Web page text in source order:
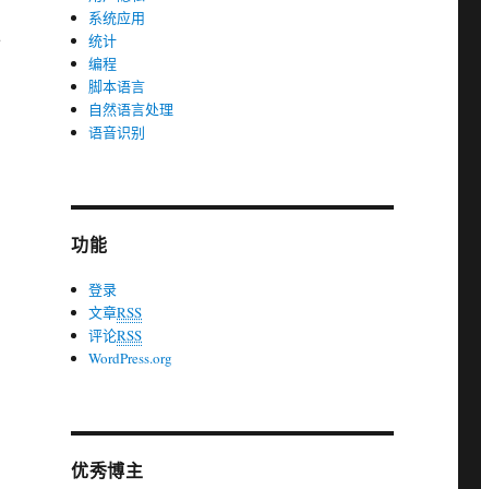
系统应用
统计
编程
脚本语言
自然语言处理
语音识别
功能
登录
文章RSS
评论RSS
WordPress.org
优秀博主